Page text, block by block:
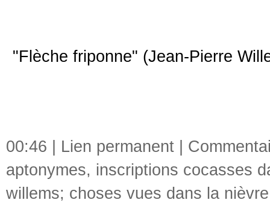
"Flèche friponne" (Jean-Pierre
00:46 | Lien permanent
aptonymes, inscriptions cocasses
willems; choses vues dans la nièvre